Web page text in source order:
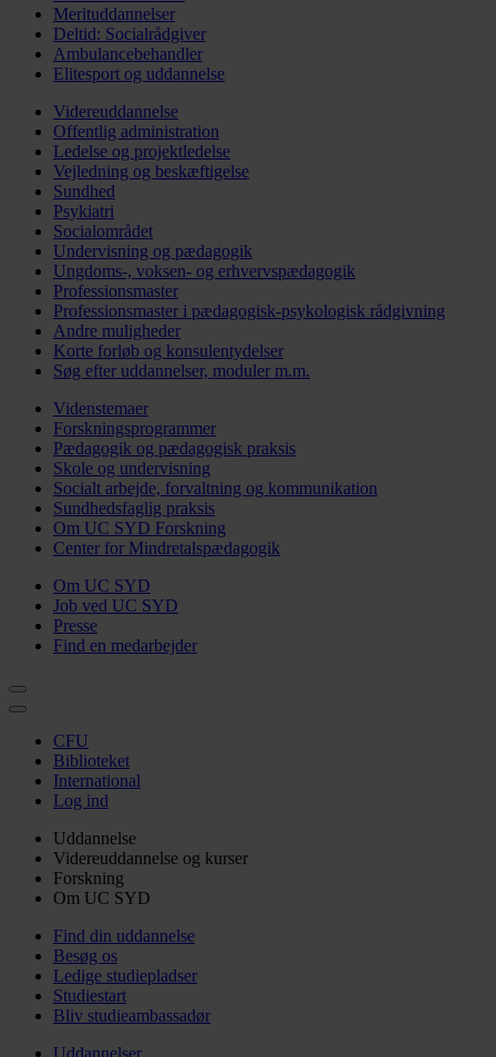
Merituddannelser
Deltid: Socialrådgiver
Ambulancebehandler
Elitesport og uddannelse
Videreuddannelse
Offentlig administration
Ledelse og projektledelse
Vejledning og beskæftigelse
Sundhed
Psykiatri
Socialområdet
Undervisning og pædagogik
Ungdoms-, voksen- og erhvervspædagogik
Professionsmaster
Professionsmaster i pædagogisk-psykologisk rådgivning
Andre muligheder
Korte forløb og konsulentydelser
Søg efter uddannelser, moduler m.m.
Videnstemaer
Forskningsprogrammer
Pædagogik og pædagogisk praksis
Skole og undervisning
Socialt arbejde, forvaltning og kommunikation
Sundhedsfaglig praksis
Om UC SYD Forskning
Center for Mindretalspædagogik
Om UC SYD
Job ved UC SYD
Presse
Find en medarbejder
CFU
Biblioteket
International
Log ind
Uddannelse
Videreuddannelse og kurser
Forskning
Om UC SYD
Find din uddannelse
Besøg os
Ledige studiepladser
Studiestart
Bliv studieambassadør
Uddannelser